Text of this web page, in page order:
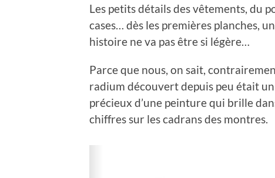
Les petits détails des vêtements, du
cases… dès les premières planches,
histoire ne va pas être si légère…
Parce que nous, on sait,
radium découvert depuis peu était
précieux d’une peinture qui brille
chiffres sur les cadrans des montres.